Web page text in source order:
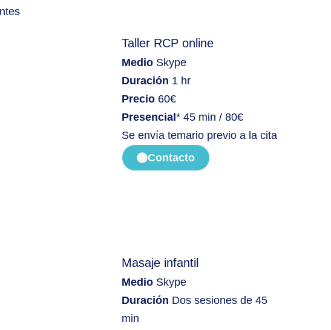
Taller RCP online
Medio Skype
Duración 1 hr
Precio 60€
Presencial * 45 min / 80€
Se envía temario previo a la cita
Contacto
Masaje infantil
Medio Skype
Duración Dos sesiones de 45
min